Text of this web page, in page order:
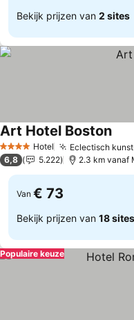
Bekijk prijzen van 2 sites
4 SterrenHotel Eclectisch
Art Hotel Boston
6,8 5.222 2.3 km vanaf
Van € 73
Bekijk prijzen van 18 sites
Populaire keuze